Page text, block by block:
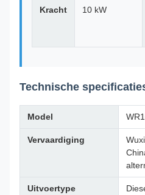
Kracht 10 kW
Technische
Model
Vervaardiging
Uitvoertype